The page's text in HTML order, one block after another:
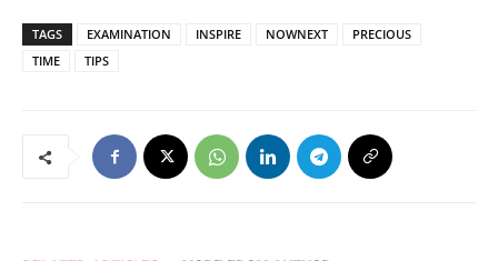
TAGS EXAMINATION INSPIRE NOWNEXT
PRECIOUS
TIME
TIPS